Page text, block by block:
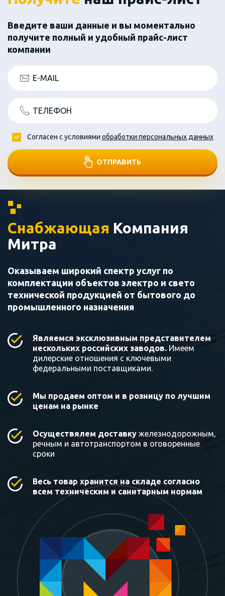
Введите ваши данные и вы моментально
получите полный и удобный прайс-лист
компании
E-MAIL
ТЕЛЕФОН
ОТПРАВИТЬ
Согласен с условиями обработки персональных данных
Снабжающая Компания
Митра
Оказываем широкий спектр услуг по
комплектации объектов электро и свето
технической продукцией от бытового до
промышленного назначения
Являемся эксклюзивным представителем
нескольких российских заводов. Имеем
дилерские отношения с ключевыми
федеральными поставщиками.
Мы продаем оптом и в розницу по лучшим
ценам на рынке
Осуществялем доставку железнодорожным,
речным и автотранспортом в оговоренные
сроки
Весь товар хранится на складе согласно
всем техническим и санитарным нормам